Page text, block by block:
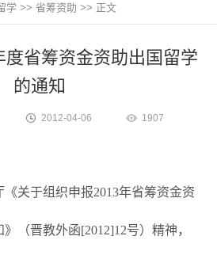
学 >> 省筹资助 >> 正文
度省筹资金资助出国留学
的通知
2012-04-06 1907
关于组织申报2013年省筹资金资
（晋教外函[2012]12号）精神，